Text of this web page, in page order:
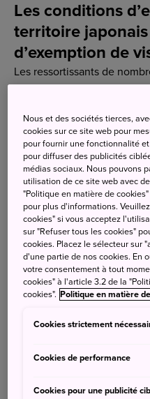
Les conditions
territoire
d’exemption de
Les ressortissants de
visa pour visiter le Japon
rémunérée.
À noter que les
Suisse et Luxembourg
où ils se rendent au Japon
que leur séjour sur place
présenter à leur arrivée
Il existe des « Accords
avec les pays suivants :
Allemagne, Irlande,
l’origine dans une colonie
Pour un séjour de 90
Nous et des sociétés tierces,
cookies sur ce site web pour
pour fournir une fonctionnalité
pour diffuser des publicités
médias sociaux. Nous pouvons
utilisation de ce site web avec
"Politique en matière de
pour plus d'informations.
cookies" si vous acceptez
sur "Refuser tous les cookies"
cookies. Placez le sélecteur sur
d'une partie de nos cookies. En
votre consentement à tout
cookies" à l'article 3.2 de la
cookies". Politique en matière
Cookies strictement
Cookies de performance
Cookies pour une publicité